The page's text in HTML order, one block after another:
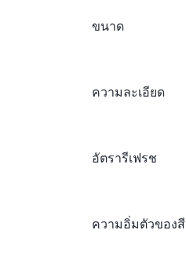
ขนาด
ความละเอียด
อัตรารีเฟรช
ความอิ่มตัวของสี